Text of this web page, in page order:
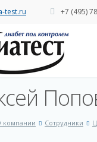
test.ru +7 (495)
компании Сотрудники